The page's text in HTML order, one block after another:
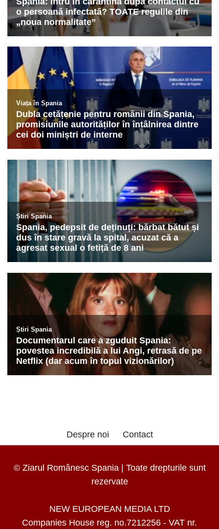
Despre noi Contact
© Ziarul Românesc Spania | Toate drepturile sunt
rezervate
NEW EUROPEAN MEDIA LTD
Companies House reg. no.7212256 - VAT nr.